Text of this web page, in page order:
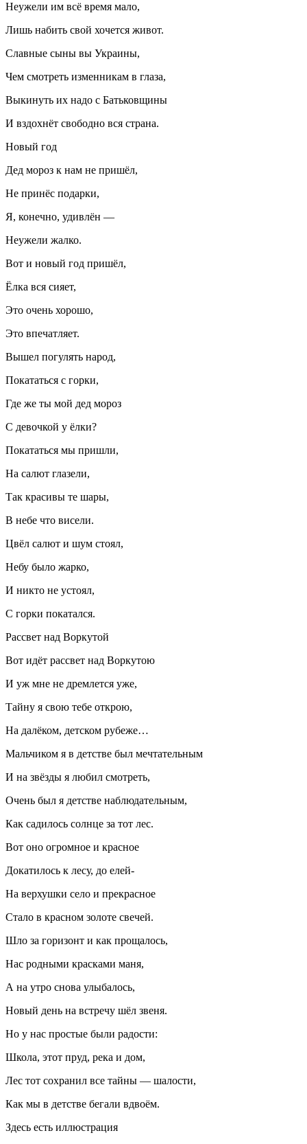
Неужели им всё время мало,
Лишь набить свой хочется живот.
Славные сыны вы Украины,
Чем смотреть изменникам в глаза,
Выкинуть их надо с Батьковщины
И вздохнёт свободно вся страна.
Новый год
Дед мороз к нам не пришёл,
Не принёс подарки,
Я, конечно, удивлён —
Неужели жалко.
Вот и новый год пришёл,
Ёлка вся сияет,
Это очень хорошо,
Это впечатляет.
Вышел погулять народ,
Покататься с горки,
Где же ты мой дед мороз
С девочкой у ёлки?
Покататься мы пришли,
На салют глазели,
Так красивы те шары,
В небе что висели.
Цвёл салют и шум стоял,
Небу было жарко,
И никто не устоял,
С горки покатался.
Рассвет над Воркутой
Вот идёт рассвет над Воркутою
И уж мне не дремлется уже,
Тайну я свою тебе открою,
На далёком, детском рубеже…
Мальчиком я в детстве был мечтательным
И на звёзды я любил смотреть,
Очень был я детстве наблюдательным,
Как садилось солнце за тот лес.
Вот оно огромное и красное
Докатилось к лесу, до елей-
На верхушки село и прекрасное
Стало в красном золоте свечей.
Шло за горизонт и как прощалось,
Нас родными красками маня,
А на утро снова улыбалось,
Новый день на встречу шёл звеня.
Но у нас простые были радости:
Школа, этот пруд, река и дом,
Лес тот сохранил все тайны — шалости,
Как мы в детстве бегали вдвоём.
Здесь есть иллюстрация